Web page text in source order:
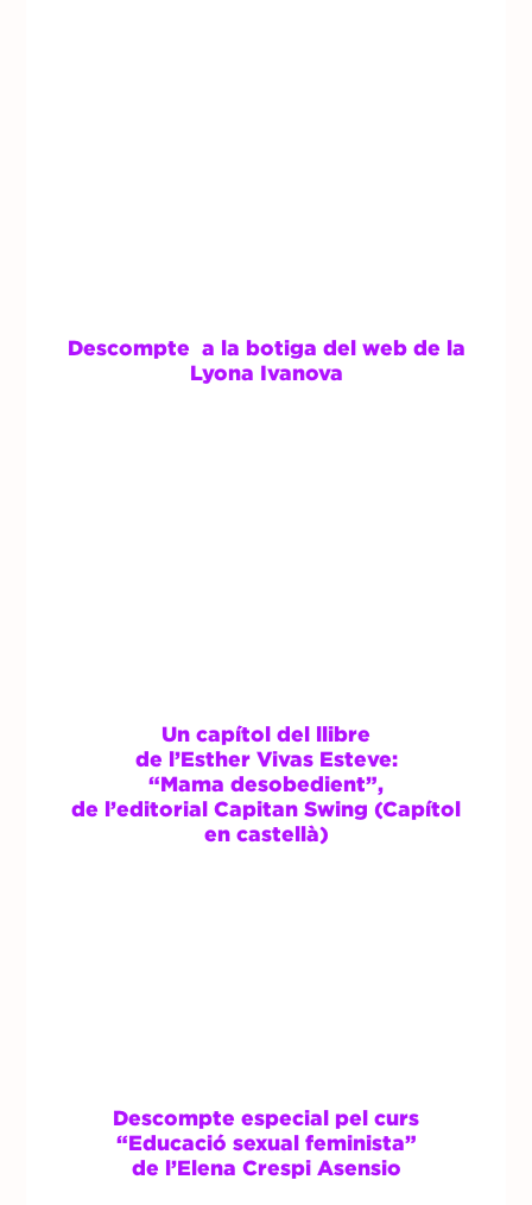
Descompte a la botiga del web de la
Lyona Ivanova
Un capítol del llibre
de l’Esther Vivas Esteve:
“Mama desobedient”,
de l’editorial Capitan Swing (Capítol
en castellà)
Descompte especial pel curs
“Educació sexual feminista”
de l’Elena Crespi Asensio